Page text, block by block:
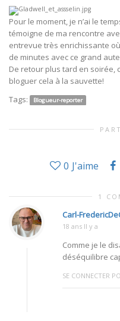
Pour le moment, je n’ai le
témoigne de ma rencontre
entrevue très enrichissante
de minutes avec ce grand
De retour plus tard en soirée,
bloguer cela à la sauvette!
Tags:
Blogueur-reporter
0 J'aime
1
Carl-
18 ans Il y a
Comme je le
déséquilibre
SE CONNECTER